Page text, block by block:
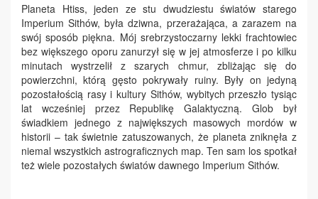
Planeta Htiss, jeden ze stu dwudziestu światów starego
Imperium Sithów, była dziwna, przerażająca, a zarazem na
swój sposób piękna. Mój srebrzystoczarny lekki frachtowiec
bez większego oporu zanurzył się w jej atmosferze i po kilku
minutach wystrzelił z szarych chmur, zbliżając się do
powierzchni, którą gęsto pokrywały ruiny. Były on jedyną
pozostałością rasy i kultury Sithów, wybitych przeszło tysiąc
lat wcześniej przez Republikę Galaktyczną. Glob był
świadkiem jednego z największych masowych mordów w
historii – tak świetnie zatuszowanych, że planeta zniknęła z
niemal wszystkich astrograficznych map. Ten sam los spotkał
też wiele pozostałych światów dawnego Imperium Sithów.